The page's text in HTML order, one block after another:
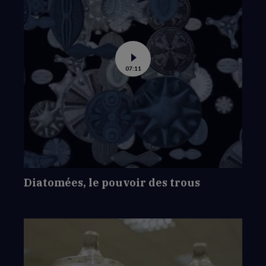
Voir
la
vidéo
Diatomées,
pouvoir
trous
07:11
Diatomées, le pouvoir des trous